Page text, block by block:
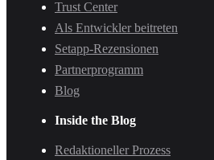
Trust Center
Als Entwickler beitreten
Setapp-Rezensionen
Partnerprogramm
Blog
Inside the Blog
Redaktioneller Prozess